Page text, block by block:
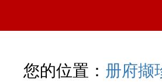
您的位置： 册府撷